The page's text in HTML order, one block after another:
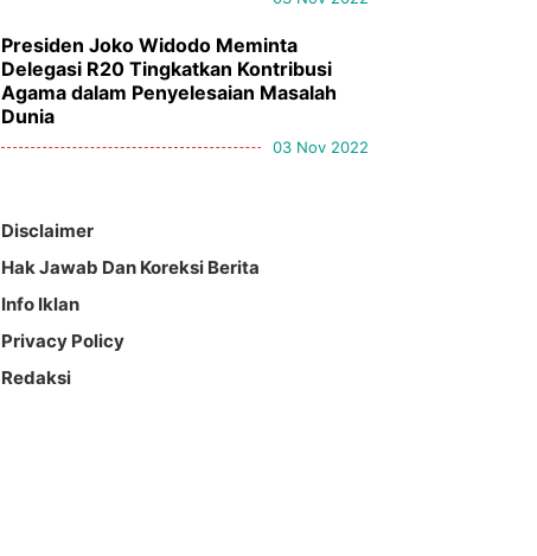
Presiden Joko Widodo Meminta
Delegasi R20 Tingkatkan Kontribusi
Agama dalam Penyelesaian Masalah
Dunia
03 Nov 2022
Disclaimer
Hak Jawab Dan Koreksi Berita
Info Iklan
Privacy Policy
Redaksi